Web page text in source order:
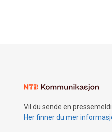
Vil du sende en
Her finner du mer